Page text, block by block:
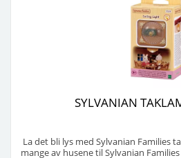
SYLVANIAN
La det bli lys med Sylvanian Families
mange av husene til Sylvanian